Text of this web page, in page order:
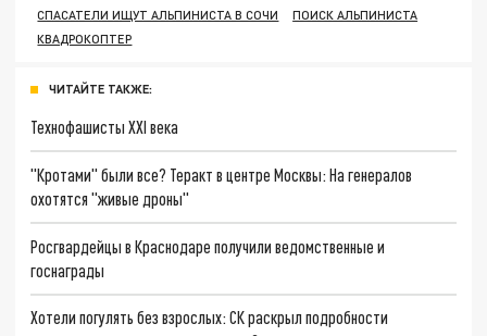
СПАСАТЕЛИ ИЩУТ АЛЬПИНИСТА В СОЧИ
ПОИСК АЛЬПИНИСТА
КВАДРОКОПТЕР
ЧИТАЙТЕ ТАКЖЕ:
Технофашисты XXI века
"Кротами" были все? Теракт в центре Москвы: На генералов
охотятся "живые дроны"
Росгвардейцы в Краснодаре получили ведомственные и
госнаграды
Хотели погулять без взрослых: СК раскрыл подробности